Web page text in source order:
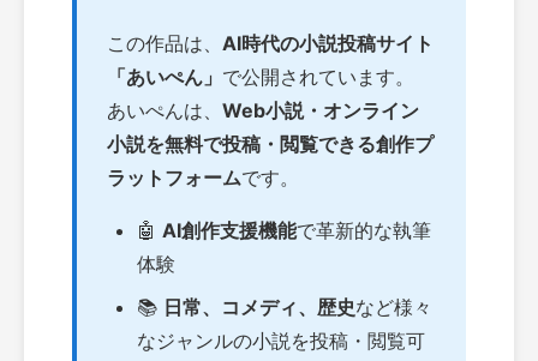
この作品は、 AI時代の小説投稿サイト
「あいぺん」 で公開されています。
あいぺんは、 Web小説・オンライン
小説を無料で投稿・閲覧できる創作プ
ラットフォームです。
🤖 AI創作支援機能で革新的な執筆
体験
📚 日常、コメディ、歴史など様々
なジャンルの小説を投稿・閲覧可